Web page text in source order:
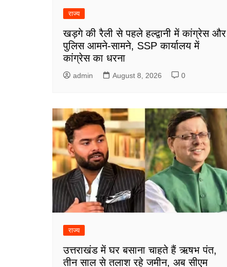
राज्य
खड़गे की रैली से पहले हल्द्वानी में कांग्रेस और
पुलिस आमने-सामने, SSP कार्यालय में
कांग्रेस का धरना
admin August 8, 2026 0
राज्य
उत्तराखंड में घर बसाना चाहते हैं ऋषभ पंत,
तीन साल से तलाश रहे जमीन, अब सीएम